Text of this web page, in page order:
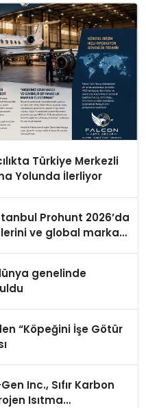
Türkiye Merkezli
Yolunda İlerliyor
Prohunt 2026’da
ve global marka
genelinde
“Köpeğini İşe Götür
Inc., Sıfır Karbon
Isıtma